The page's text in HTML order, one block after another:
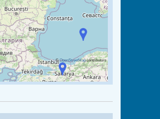
©OpenStreetMapcontributors